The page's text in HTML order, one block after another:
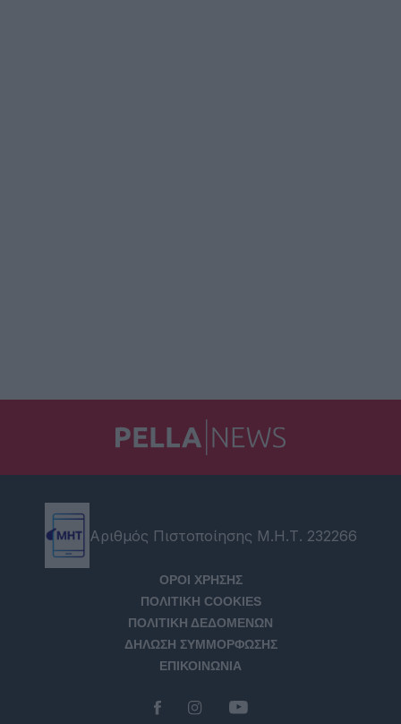
Αριθμός Πιστοποίησης Μ.Η.Τ. 232266
ΟΡΟΙ ΧΡΗΣΗΣ
ΠΟΛΙΤΙΚΗ COOKIES
ΠΟΛΙΤΙΚΗ ΔΕΔΟΜΕΝΩΝ
ΔΗΛΩΣΗ ΣΥΜΜΟΡΦΩΣΗΣ
ΕΠΙΚΟΙΝΩΝΙΑ